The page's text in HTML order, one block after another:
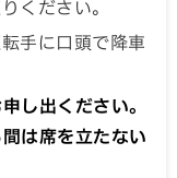
ください。
手に口頭で降車
し出ください。
は席を立たない